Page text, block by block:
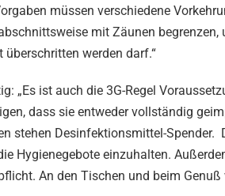
müssen verschiedene
mit Zäunen
werden darf.“
„Es ist auch die 3G-Regel
dass sie entweder vollständig
stehen Desinfektionsmittel-
Hygienegebote einzuhalten.
An den Tischen und beim